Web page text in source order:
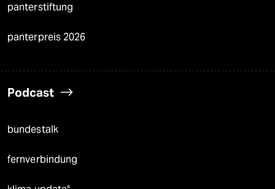
panterstiftung
panterpreis 2026
Podcast
bundestalk
fernverbindung